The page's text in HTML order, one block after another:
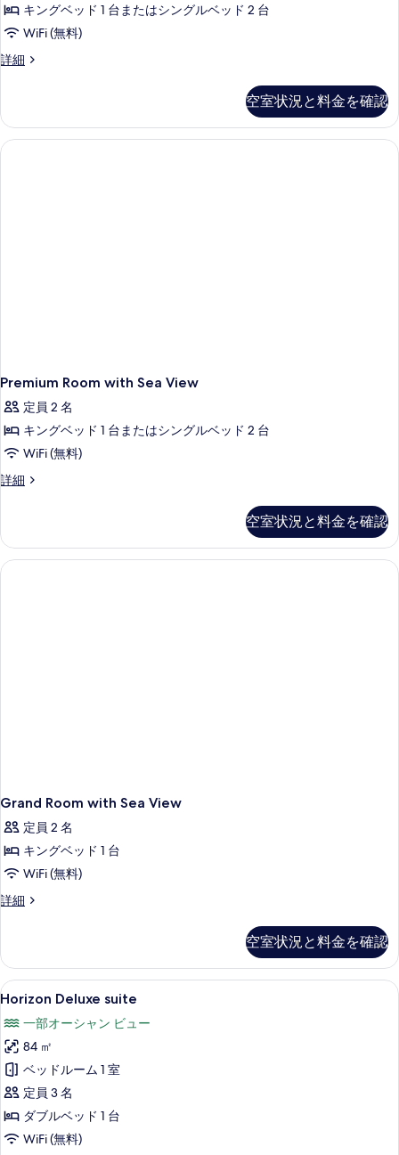
キングベッド 1 台またはシングルベッド 2 台
WiFi (無料)
詳細
Premium
View
の
詳
空室状況と料金を確認
Premium Room with Sea View
定員 2 名
キングベッド 1 台またはシングルベッド 2 台
WiFi (無料)
詳細
Premium
View
の
詳
空室状況と料金を確認
Grand Room with Sea View
定員 2 名
キングベッド 1 台
WiFi (無料)
詳細
Grand
View
の
詳
空室状況と料金を確認
Horizon
Deluxe
suite
の
す
べ
て
の
Horizon Deluxe suite | ミニバー、セ
16
Horizon Deluxe suite
一部オーシャン ビュー
84 ㎡
ベッドルーム 1 室
定員 3 名
ダブルベッド 1 台
WiFi (無料)